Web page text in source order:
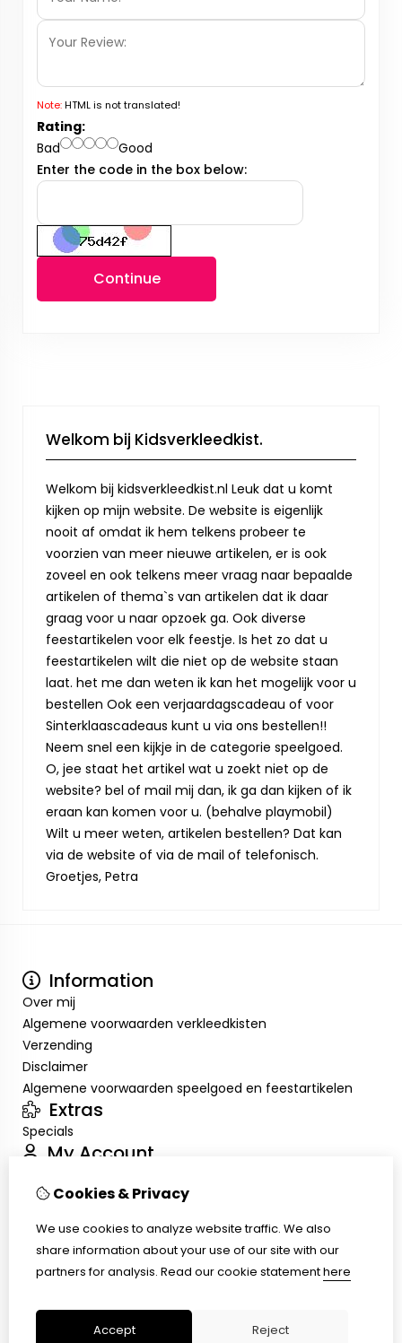
Note:HTML is not translated!
Rating:
Bad
Good
Enter the code in the box below:
Continue
Welkom bij Kidsverkleedkist.
Welkom bij kidsverkleedkist.nl Leuk dat u komt
kijken op mijn website. De website is eigenlijk
nooit af omdat ik hem telkens probeer te
voorzien van meer nieuwe artikelen, er is ook
zoveel en ook telkens meer vraag naar bepaalde
artikelen of thema`s van artikelen dat ik daar
graag voor u naar opzoek ga. Ook diverse
feestartikelen voor elk feestje. Is het zo dat u
feestartikelen wilt die niet op de website staan
laat. het me dan weten ik kan het mogelijk voor u
bestellen Ook een verjaardagscadeau of voor
Sinterklaascadeaus kunt u via ons bestellen!!
Neem snel een kijkje in de categorie speelgoed.
O, jee staat het artikel wat u zoekt niet op de
website? bel of mail mij dan, ik ga dan kijken of ik
eraan kan komen voor u. (behalve playmobil)
Wilt u meer weten, artikelen bestellen? Dat kan
via de website of via de mail of telefonisch.
Groetjes, Petra
Information
Over mij
Algemene voorwaarden verkleedkisten
Verzending
Disclaimer
Algemene voorwaarden speelgoed en feestartikelen
Extras
Specials
My Account
Order History
Customer Service
Returns
Cookies & Privacy
We use cookies to analyze website traffic. We also
share information about your use of our site with our
partners for analysis. Read our cookie statementhere
Accept Reject